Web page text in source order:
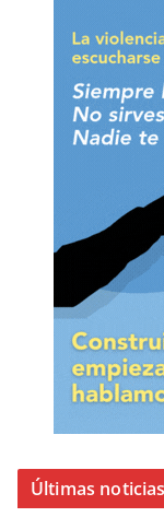
Últimas noticias